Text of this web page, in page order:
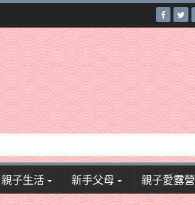
親子生活 新手父母 親子愛露營